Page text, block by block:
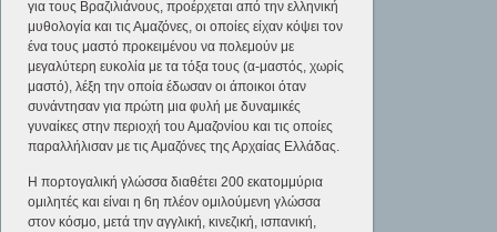
για τους Βραζιλιάνους, προέρχεται από την ελληνική
μυθολογία και τις Αμαζόνες, οι οποίες είχαν κόψει τον
ένα τους μαστό προκειμένου να πολεμούν με
μεγαλύτερη ευκολία με τα τόξα τους (α-μαστός, χωρίς
μαστό), λέξη την οποία έδωσαν οι άποικοι όταν
συνάντησαν για πρώτη μια φυλή με δυναμικές
γυναίκες στην περιοχή του Αμαζονίου και τις οποίες
παραλλήλισαν με τις Αμαζόνες της Αρχαίας Ελλάδας.
Η πορτογαλική γλώσσα διαθέτει 200 εκατομμύρια
ομιλητές και είναι η 6η πλέον ομιλούμενη γλώσσα
στον κόσμο, μετά την αγγλική, κινεζική, ισπανική,